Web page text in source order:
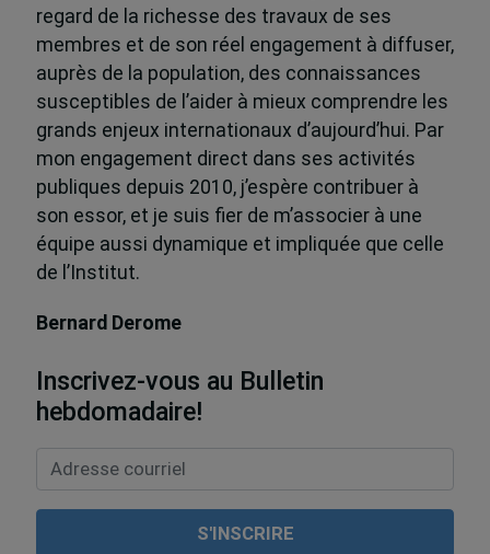
regard de la richesse des travaux de ses
membres et de son réel engagement à diffuser,
auprès de la population, des connaissances
susceptibles de l’aider à mieux comprendre les
grands enjeux internationaux d’aujourd’hui. Par
mon engagement direct dans ses activités
publiques depuis 2010, j’espère contribuer à
son essor, et je suis fier de m’associer à une
équipe aussi dynamique et impliquée que celle
de l’Institut.
Bernard Derome
Inscrivez-vous au Bulletin
hebdomadaire!